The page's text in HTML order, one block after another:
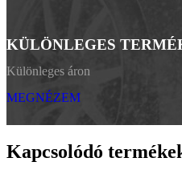
KÜLÖNLEGES
Különleges áron
MEGNÉZEM
Kapcsolódó